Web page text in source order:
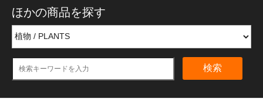
ほかの商品を探す
検索